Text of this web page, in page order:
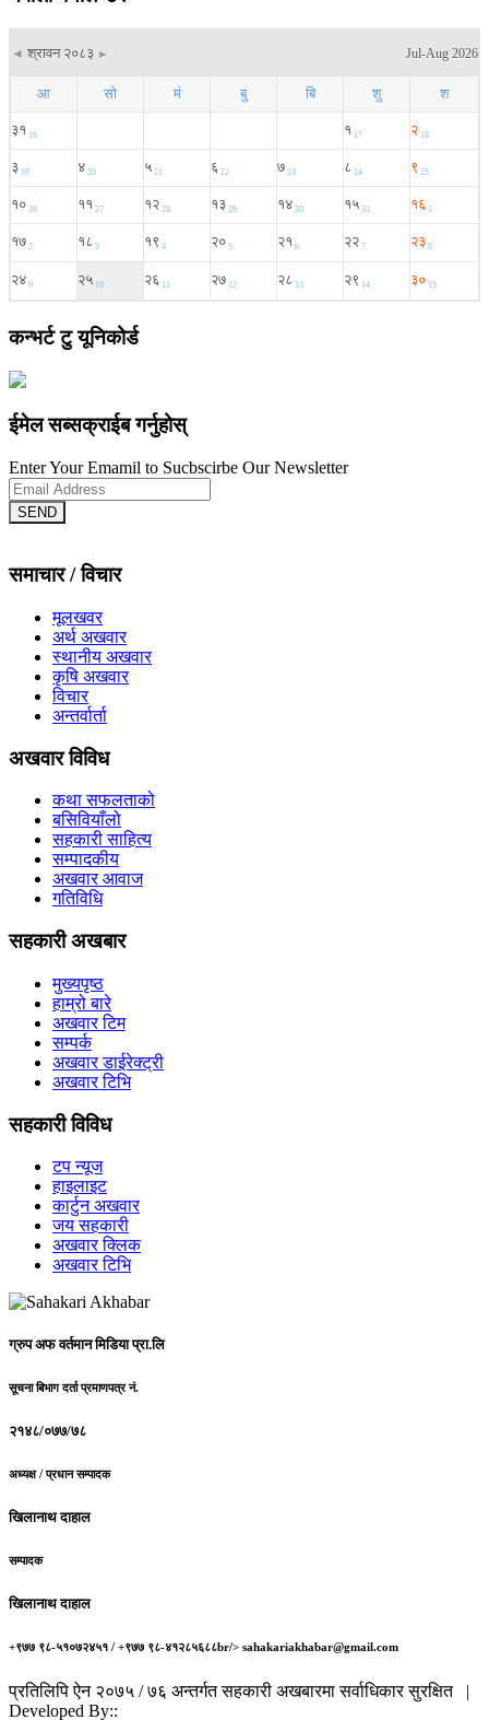
कन्भर्ट टु यूनिकोर्ड
ईमेल सब्सक्राईब गर्नुहोस्
Enter Your Emamil to Sucbscirbe Our Newsletter
SEND
समाचार / विचार
मूलखवर
अर्थ अखवार
स्थानीय अखवार
कृषि अखवार
विचार
अन्तर्वार्ता
अखवार विविध
कथा सफलताको
बसिवियाँलो
सहकारी साहित्य
सम्पादकीय
अखवार आवाज
गतिविधि
सहकारी अखबार
मुख्यपृष्ठ
हाम्रो बारे
अखवार टिम
सम्पर्क
अखवार डाईरेक्ट्री
अखवार टिभि
सहकारी विविध
टप न्यूज
हाइलाइट
कार्टुन अखवार
जय सहकारी
अखवार क्लिक
अखवार टिभि
ग्रुप अफ वर्तमान मिडिया प्रा.लि
सूचना बिभाग दर्ता प्रमाणपत्र नं.
२१४८/०७७/७८
अध्यक्ष / प्रधान सम्पादक
खिलानाथ दाहाल
सम्पादक
खिलानाथ दाहाल
+९७७ ९८-५१०७२४५१ / +९७७ ९८-४१२८५६८८br/> sahakariakhabar@gmail.com
प्रतिलिपि ऐन २०७५ / ७६ अन्तर्गत सहकारी अखबारमा सर्वाधिकार सुरक्षित |
Developed By::